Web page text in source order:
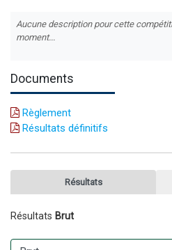
Aucune description pour cette
moment...
Documents
Règlement
Résultats définitifs
Résultats
Résultats Brut